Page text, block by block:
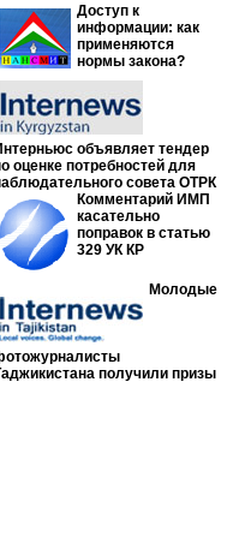
Доступ к
информации: как
применяются
нормы закона?
объявляет тендер
оценке потребностей для
совета ОТРК
Комментарий ИМП
касательно
поправок в статью
329 УК КР
Молодые
получили призы